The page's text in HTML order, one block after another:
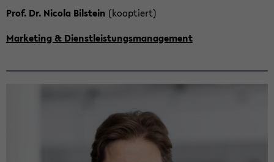
Prof. Dr. Ni­co­la Bil­stein (ko­op­tiert)
Mar­ke­ting & Dienst­leis­tungs­ma­nage­ment